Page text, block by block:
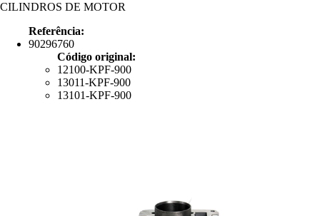
CILINDROS DE MOTOR
Referência:
90296760
Código original:
12100-KPF-900
13011-KPF-900
13101-KPF-900